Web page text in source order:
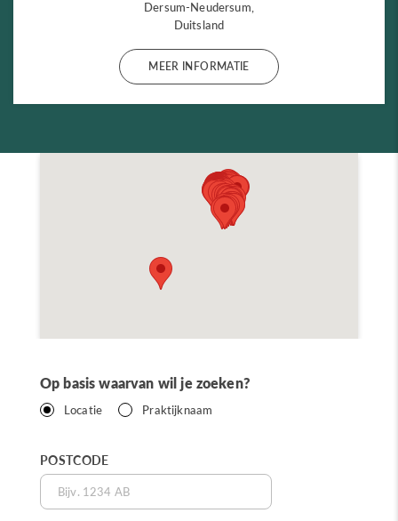
Dersum-Neudersum,
Duitsland
MEER INFORMATIE
Op basis waarvan wil je zoeken?
Locatie Praktijknaam
POSTCODE